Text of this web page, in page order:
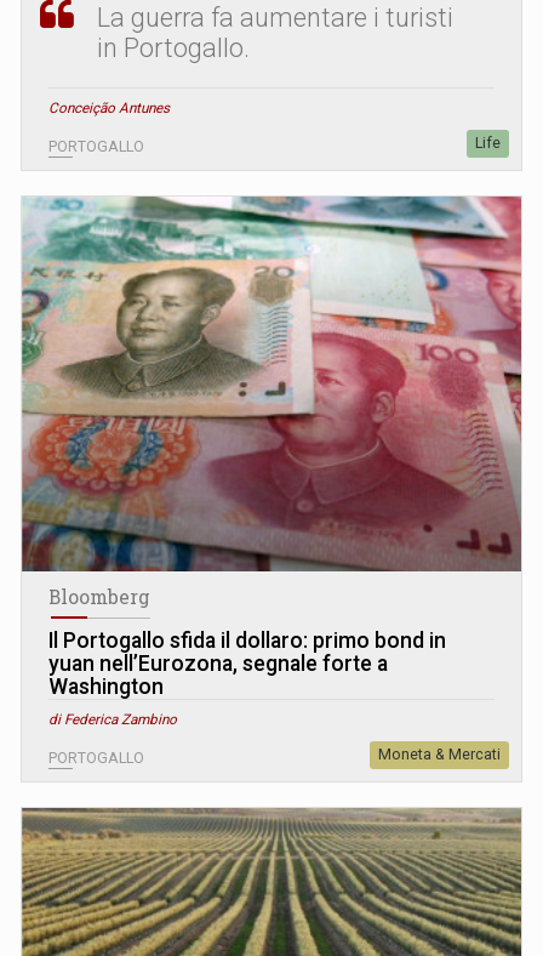
La guerra fa aumentare i turisti
in Portogallo.
Conceição Antunes
PORTOGALLO Life
Bloomberg
Il Portogallo sfida il dollaro: primo bond in
yuan nell’Eurozona, segnale forte a
Washington
di Federica Zambino
PORTOGALLO Moneta & Mercati